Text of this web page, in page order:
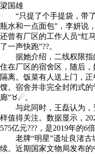
梁国雄
“只提了个手提袋，带了
瓶水和一点面包”，李妍说
还曾有厂区的工作人员“红
了一声快跑”??。
据她介绍，二线权限指
住在厂区的宿舍区，随后
隔离。饭菜有人送上门，
馊。宿舍并非完全封闭式的
廊”♉☄。
与此同时，王磊认为，
样值得关注。数据显示，
575亿元???，是2019年的6倍
老牌“明星”遗址良渚古
续。近期国家文物局发布